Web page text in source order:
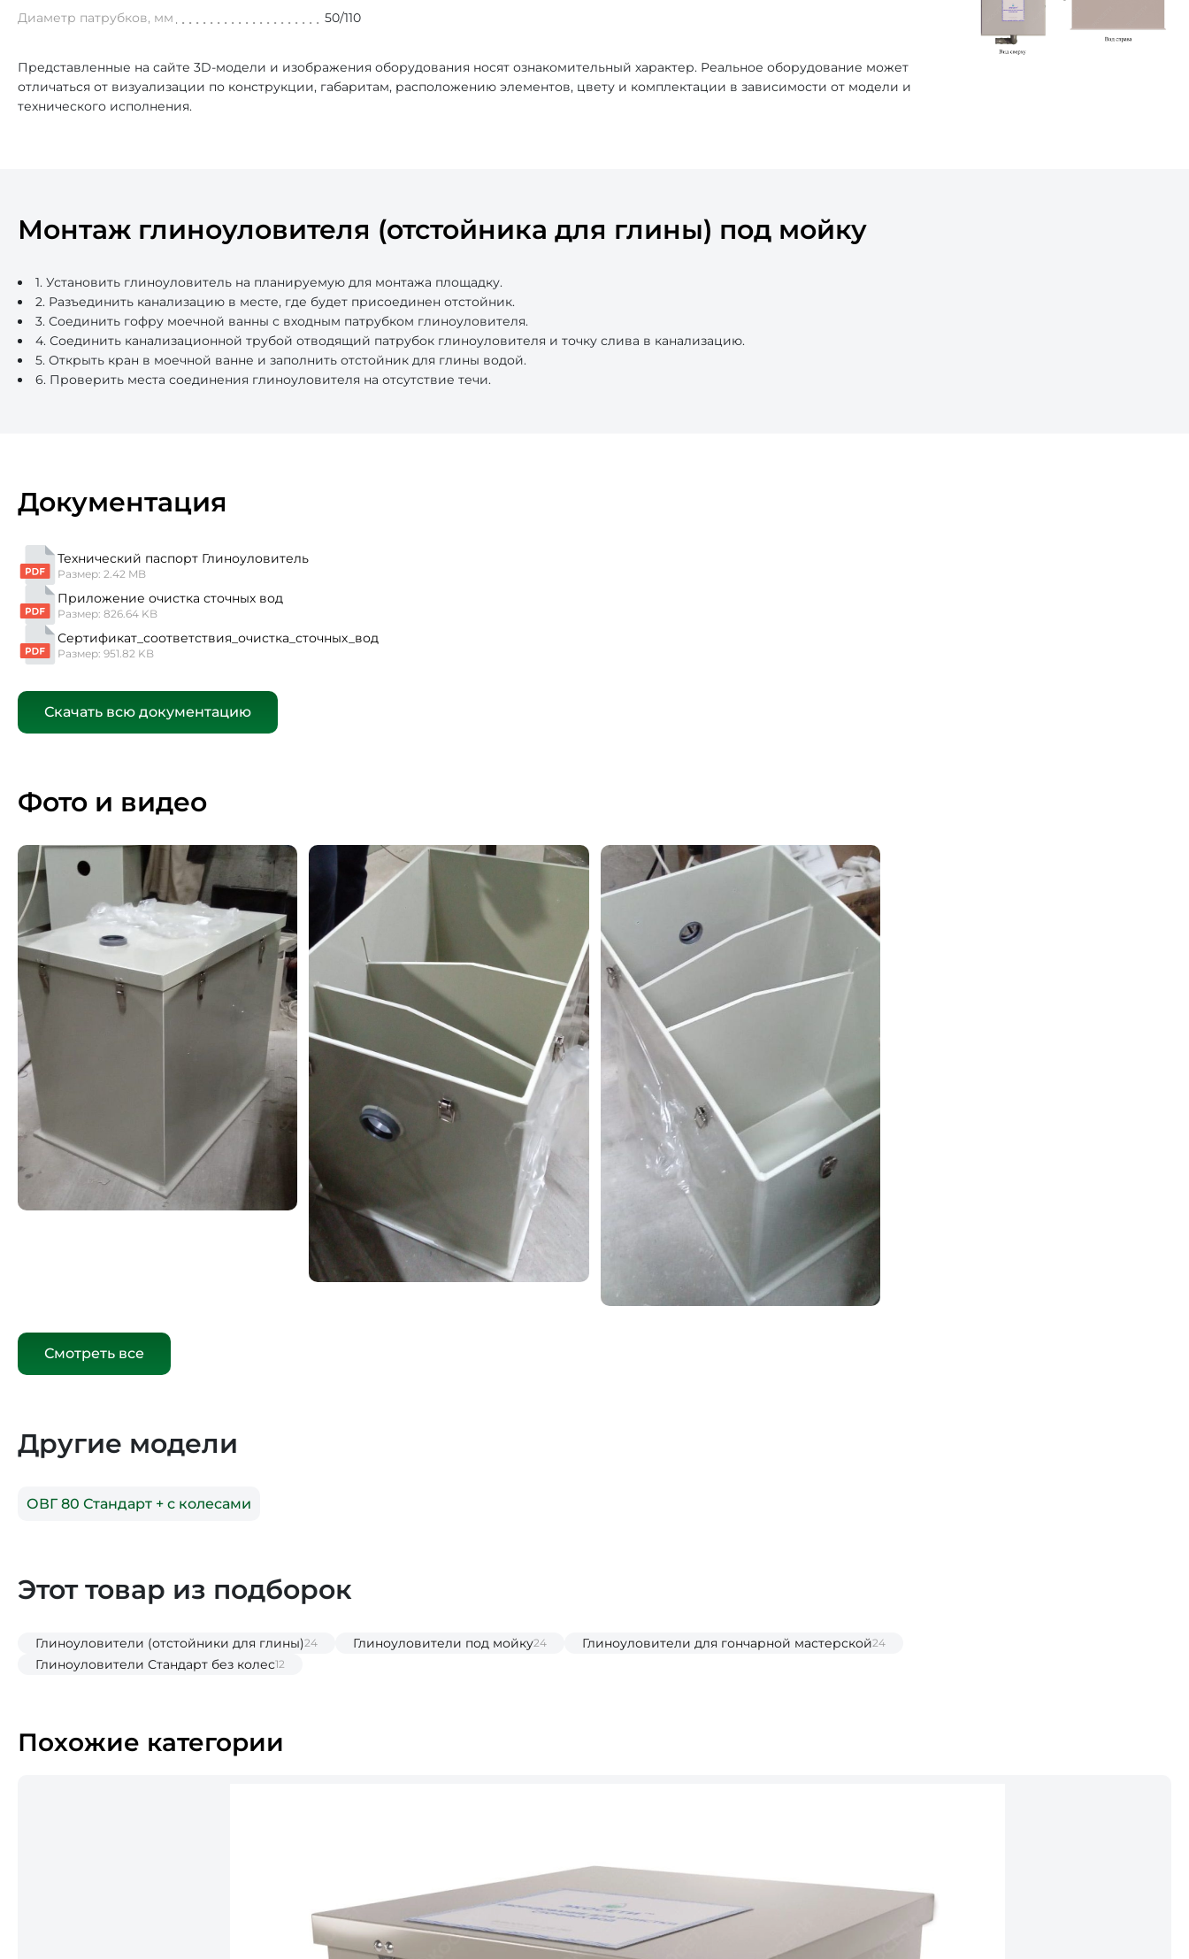
Диаметр патрубков, мм
50/110
Представленные на сайте 3D-модели и изображения оборудования носят ознакомительный характер. Реальное оборудование может
отличаться от визуализации по конструкции, габаритам, расположению элементов, цвету и комплектации в зависимости от модели и
технического исполнения.
Монтаж глиноуловителя (отстойника для глины) под мойку
1. Установить глиноуловитель на планируемую для монтажа площадку.
2. Разъединить канализацию в месте, где будет присоединен отстойник.
3. Соединить гофру моечной ванны с входным патрубком глиноуловителя.
4. Соединить канализационной трубой отводящий патрубок глиноуловителя и точку слива в канализацию.
5. Открыть кран в моечной ванне и заполнить отстойник для глины водой.
6. Проверить места соединения глиноуловителя на отсутствие течи.
Документация
Технический паспорт Глиноуловитель
Размер: 2.42 MB
Приложение очистка сточных вод
Размер: 826.64 KB
Сертификат_соответствия_очистка_сточных_вод
Размер: 951.82 KB
Скачать всю документацию
Фото и видео
Смотреть все
Другие модели
ОВГ 80 Стандарт + с колесами
Этот товар из подборок
Глиноуловители (отстойники для глины)24 Глиноуловители под мойку24 Глиноуловители для гончарной мастерской24
Глиноуловители Стандарт без колес12
Похожие категории